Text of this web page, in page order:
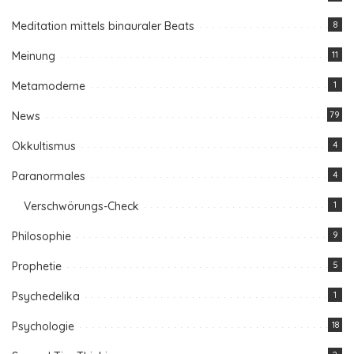
Meditation mittels binauraler Beats 8
Meinung 11
Metamoderne 1
News 79
Okkultismus 4
Paranormales 4
Verschwörungs-Check 1
Philosophie 9
Prophetie 5
Psychedelika 1
Psychologie 18